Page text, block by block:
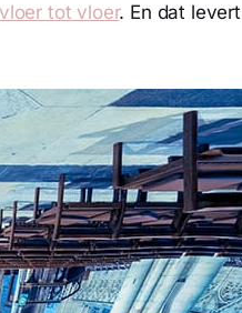
vloer tot vloer. En dat levert